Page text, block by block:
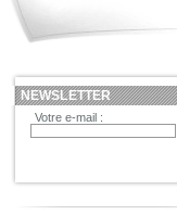
NEWSLETTER
Votre e-mail :